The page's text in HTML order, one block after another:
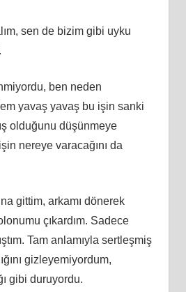
sen de bizim gibi uyku
ben neden
yavaş yavaş bu işin sanki
olduğunu düşünmeye
nereye varacağını da
gittim, arkamı dönerek
çıkardım. Sadece
Tam anlamıyla sertleşmiş
gizleyemiyordum,
gibi duruyordu.